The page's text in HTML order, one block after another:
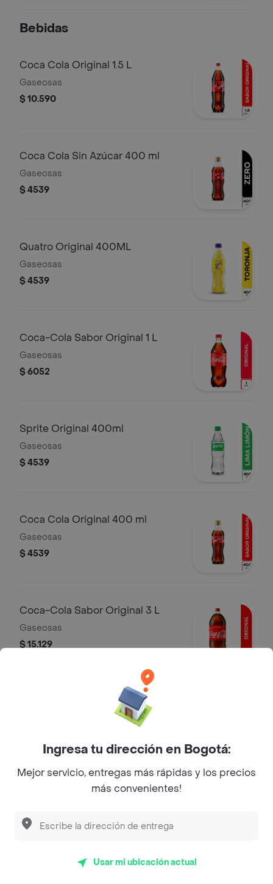
Bebidas
Coca Cola Original 1.5 L
Gaseosas
$ 10.590
Coca Cola Sin Azúcar 400 ml
Gaseosas
$ 4539
Quatro Original 400ML
Gaseosas
$ 4539
Coca-Cola Sabor Original 1 L
Gaseosas
$ 6052
Sprite Original 400ml
Gaseosas
$ 4539
Coca Cola Original 400 ml
Gaseosas
$ 4539
Coca-Cola Sabor Original 3 L
Gaseosas
$ 15.129
Sobre Pizza Jiros
JIRO'S, Calle 18, Barrio Toledo
Santander, Colombia
Personal cuesta $ 17.220
Ingresa tu dirección en Bogotá:
Mejor servicio, entregas más rápidas y los precios
más convenientes!
Usar mi ubicación actual